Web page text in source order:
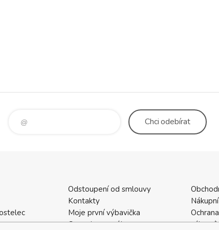
Chciodebírat
Odstoupení od smlouvy
Kontakty
Moje první výbavička
Ceny dopravného